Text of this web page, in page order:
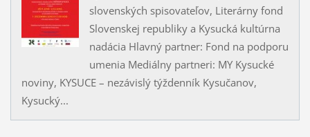
slovenských spisovateľov, Literárny fond
Slovenskej republiky a Kysucká kultúrna
nadácia Hlavný partner: Fond na podporu
umenia Mediálny partneri: MY Kysucké
noviny, KYSUCE – nezávislý týždenník Kysučanov,
Kysucký...